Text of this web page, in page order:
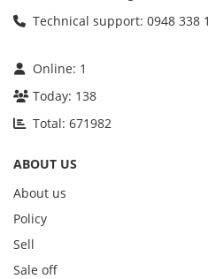
Technical support: 0948 338
Online: 1
Today: 138
Total: 671982
ABOUT US
About us
Policy
Sell
Sale off